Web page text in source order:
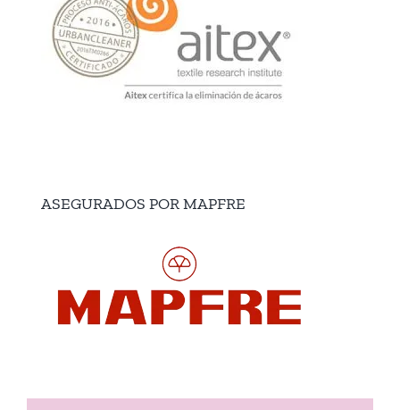
ASEGURADOS POR MAPFRE